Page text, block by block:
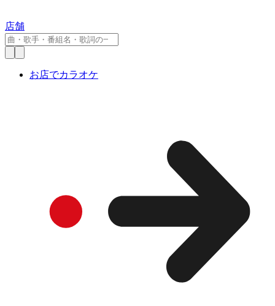
店舗
お店でカラオケ